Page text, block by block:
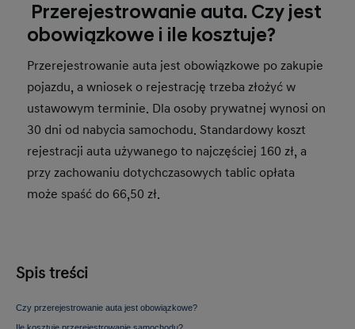
Przerejestrowanie auta. Czy jest
obowiązkowe i ile kosztuje?
Przerejestrowanie auta jest obowiązkowe po zakupie
pojazdu, a wniosek o rejestrację trzeba złożyć w
ustawowym terminie. Dla osoby prywatnej wynosi on
30 dni od nabycia samochodu. Standardowy koszt
rejestracji auta używanego to najczęściej 160 zł, a
przy zachowaniu dotychczasowych tablic opłata
może spaść do 66,50 zł.
Spis treści
Czy przerejestrowanie auta jest obowiązkowe?